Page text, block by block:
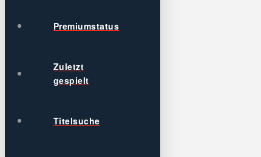
Premiumstatus
Zuletzt
gespielt
Titelsuche